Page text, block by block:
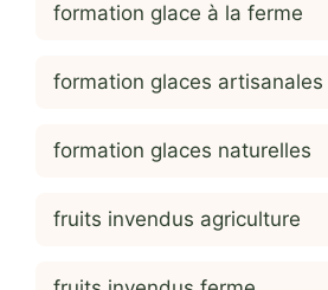
formation glace à la ferme
formation glaces artisanales
formation glaces naturelles
fruits invendus agriculture